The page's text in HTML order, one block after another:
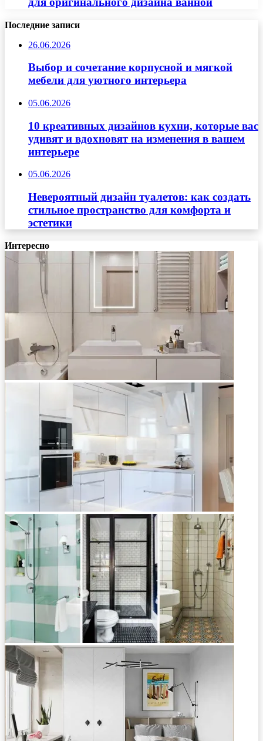
Последние записи
26.06.2026
Выбор и сочетание корпусной и мягкой
мебели для уютного интерьера
05.06.2026
10 креативных дизайнов кухни, которые вас
удивят и вдохновят на изменения в вашем
интерьере
05.06.2026
Невероятный дизайн туалетов: как создать
стильное пространство для комфорта и
эстетики
Интересно